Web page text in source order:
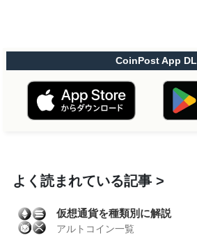
CoinPost App DL
よく読まれている記事
仮想通貨を種類別に解説
アルトコイン一覧